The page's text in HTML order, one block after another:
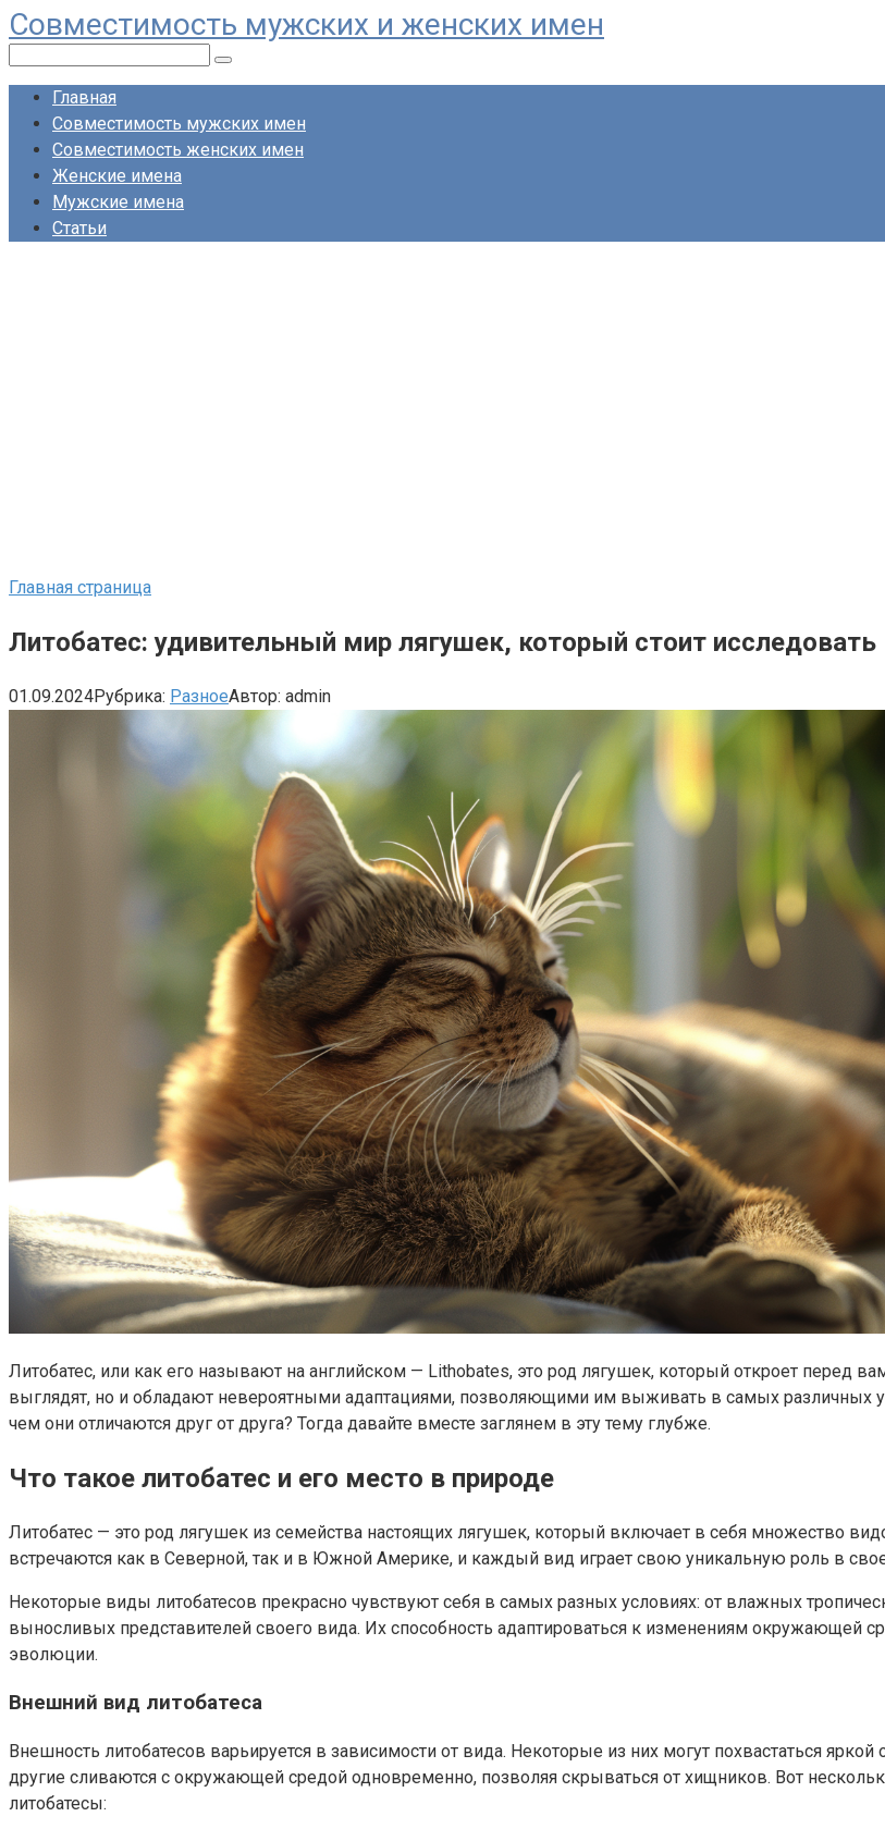
Перейти
к
контенту
Совместимость мужских и женских имен
Главная
Совместимость мужских имен
Совместимость женских имен
Женские имена
Мужские имена
Статьи
Главная страница
Литобатес: удивительный мир лягушек, который стоит исследовать
01.09.2024Рубрика: РазноеАвтор: admin
Литобатес, или как его называют на английском — Lithobates, это род лягушек, который откроет перед
выглядят, но и обладают невероятными адаптациями, позволяющими им выживать в самых различных
чем они отличаются друг от друга? Тогда давайте вместе заглянем в эту тему глубже.
Что такое литобатес и его место в природе
Литобатес — это род лягушек из семейства настоящих лягушек, который включает в себя множество
встречаются как в Северной, так и в Южной Америке, и каждый вид играет свою уникальную роль в
Некоторые виды литобатесов прекрасно чувствуют себя в самых разных условиях: от влажных
выносливых представителей своего вида. Их способность адаптироваться к изменениям окружающей
эволюции.
Внешний вид литобатеса
Внешность литобатесов варьируется в зависимости от вида. Некоторые из них могут похвастаться
другие сливаются с окружающей средой одновременно, позволяя скрываться от хищников. Вот
литобатесы: